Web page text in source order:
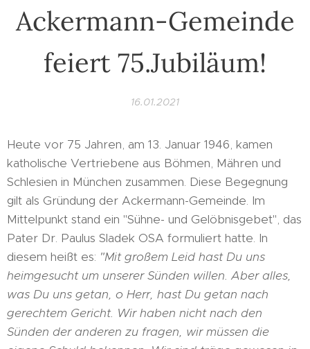
Ackermann-Gemeinde
feiert 75.Jubiläum!
16.01.2021
Heute vor 75 Jahren, am 13. Januar 1946, kamen
katholische Vertriebene aus Böhmen, Mähren und
Schlesien in München zusammen. Diese Begegnung
gilt als Gründung der Ackermann-Gemeinde. Im
Mittelpunkt stand ein "Sühne- und Gelöbnisgebet", das
Pater Dr. Paulus Sladek OSA formuliert hatte. In
diesem heißt es: "Mit großem Leid hast Du uns
heimgesucht um unserer Sünden willen. Aber alles,
was Du uns getan, o Herr, hast Du getan nach
gerechtem Gericht. Wir haben nicht nach den
Sünden der anderen zu fragen, wir müssen die